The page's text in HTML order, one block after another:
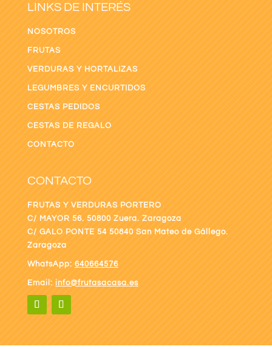
LINKS DE INTERÉS
NOSOTROS
FRUTAS
VERDURAS Y HORTALIZAS
LEGUMBRES Y ENCURTIDOS
CESTAS PEDIDOS
CESTAS DE REGALO
CONTACTO
CONTACTO
FRUTAS Y VERDURAS PORTERO
C/ MAYOR 56. 50800 Zuera. Zaragoza
C/ GALO PONTE 54 50840 San Mateo de Gállego.
Zaragoza
WhatsApp: 640664576
Email: info@frutasacasa.es